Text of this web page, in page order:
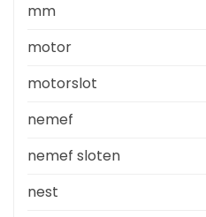
mm
motor
motorslot
nemef
nemef sloten
nest